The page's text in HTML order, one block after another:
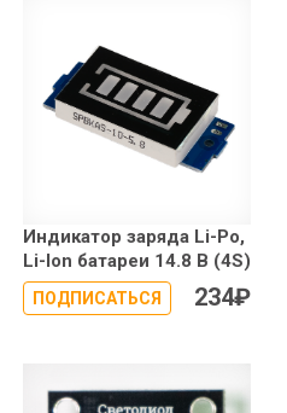
Индикатор заряда Li-Po,
Li-Ion батареи 14.8 В (4S)
ПОДПИСАТЬСЯ 234₽